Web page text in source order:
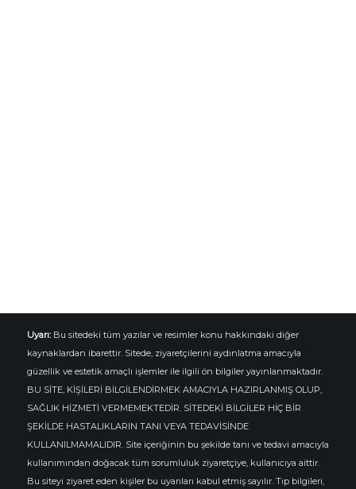
Uyarı:Bu sitedeki tüm yazılar ve resimler konu hakkındaki diğer
kaynaklardan ibarettir. Sitede, ziyaretçilerini aydınlatma amacıyla
güzellik ve estetik amaçlı işlemler ile ilgili ön bilgiler yayınlanmaktadır.
BU SİTE, KİŞİLERİ BİLGİLENDİRMEK AMACIYLA HAZIRLANMIŞ OLUP,
SAĞLIK HİZMETİ VERMEMEKTEDİR. SİTEDEKİ BİLGİLER HİÇ BİR
ŞEKİLDE HASTALIKLARIN TANI VEYA TEDAVİSİNDE
KULLANILMAMALIDIR. Site içeriğinin bu şekilde tanı ve tedavi amacıyla
kullanımından doğacak tüm sorumluluk ziyaretçiye, kullanıcıya aittir.
Bu siteyi ziyaret eden kişiler bu uyarıları kabul etmiş sayılır. Tıp bilgileri,